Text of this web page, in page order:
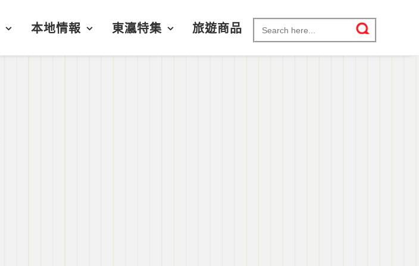
本地情報 東瀛特集 旅遊商品